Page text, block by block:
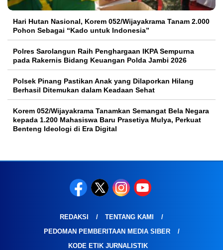
Hari Hutan Nasional, Korem 052/Wijayakrama Tanam 2.000
Pohon Sebagai “Kado untuk Indonesia”
Polres Sarolangun Raih Penghargaan IKPA Sempurna
pada Rakernis Bidang Keuangan Polda Jambi 2026
Polsek Pinang Pastikan Anak yang Dilaporkan Hilang
Berhasil Ditemukan dalam Keadaan Sehat
Korem 052/Wijayakrama Tanamkan Semangat Bela Negara
kepada 1.200 Mahasiswa Baru Prasetiya Mulya, Perkuat
Benteng Ideologi di Era Digital
REDAKSI
TENTANG KAMI
PEDOMAN PEMBERITAAN MEDIA SIBER
KODE ETIK JURNALISTIK